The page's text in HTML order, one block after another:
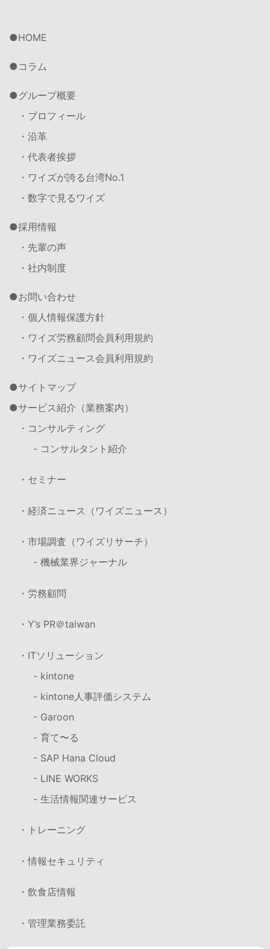
HOME
コラム
グループ概要
・プロフィール
・沿革
・代表者挨拶
・ワイズが誇る台湾No.1
・数字で見るワイズ
採用情報
・先輩の声
・社内制度
お問い合わせ
・個人情報保護方針
・ワイズ労務顧問会員利用規約
・ワイズニュース会員利用規約
サイトマップ
サービス紹介（業務案内）
・コンサルティング
- コンサルタント紹介
・セミナー
・経済ニュース（ワイズニュース）
・市場調査（ワイズリサーチ）
- 機械業界ジャーナル
・労務顧問
・Y’s PR＠taiwan
・ITソリューション
- kintone
- kintone人事評価システム
- Garoon
- 育て〜る
- SAP Hana Cloud
- LINE WORKS
- 生活情報関連サービス
・トレーニング
・情報セキュリティ
・飲食店情報
・管理業務委託